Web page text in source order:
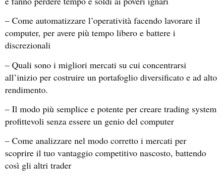
– Come automatizzare l’operatività facendo lavorare il
computer, per avere più tempo libero e battere i
discrezionali
– Quali sono i migliori mercati su cui concentrarsi
all’inizio per costruire un portafoglio diversificato e ad alto
rendimento.
– Il modo più semplice e potente per creare trading system
profittevoli senza essere un genio del computer
– Come analizzare nel modo corretto i mercati per
scoprire il tuo vantaggio competitivo nascosto, battendo
così gli altri trader